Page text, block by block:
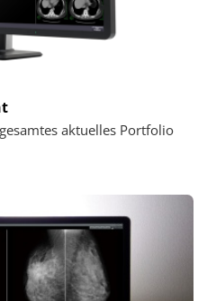
aktuelles Portfolio